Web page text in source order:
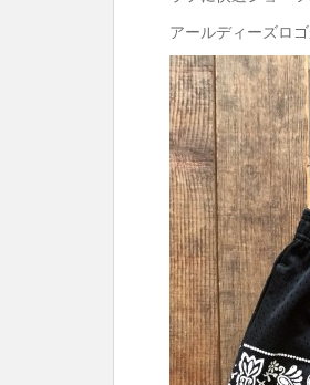
アールディーズロ